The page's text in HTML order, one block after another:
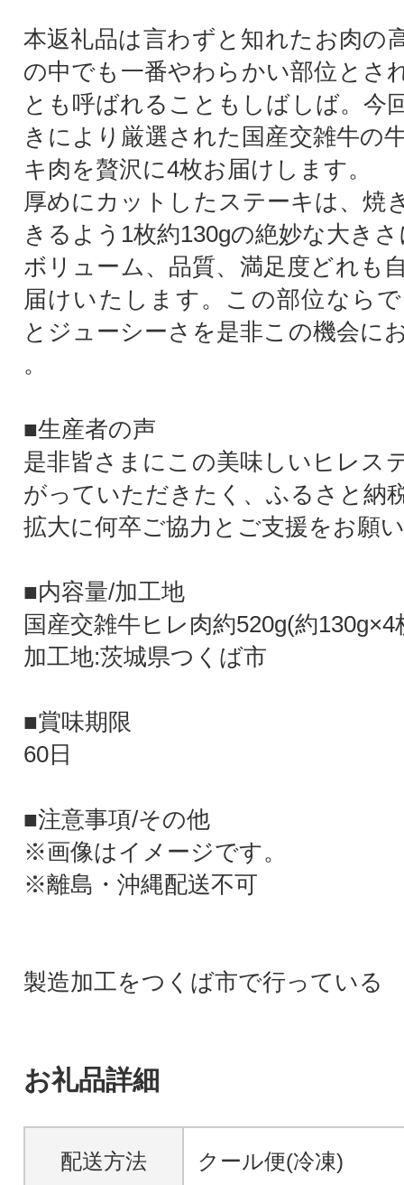
本返礼品は言わずと知れたお肉の
の中でも一番やわらかい部位とさ
とも呼ばれることもしばしば。今
きにより厳選された国産交雑牛の
キ肉を贅沢に4枚お届けします。
厚めにカットしたステーキは、焼
きるよう1枚約130gの絶妙な大き
ボリューム、品質、満足度どれも
届けいたします。この部位なら
とジューシーさを是非この機会に
。
■生産者の声
是非皆さまにこの美味しいヒレス
がっていただきたく、ふるさと納
拡大に何卒ご協力とご支援をお願
■内容量/加工地
国産交雑牛ヒレ肉約520g(約130g×4
加工地:茨城県つくば市
■賞味期限
60日
■注意事項/その他
※画像はイメージです。
※離島・沖縄配送不可
製造加工をつくば市で行っている
お礼品詳細
配送方法 クール便(冷凍)